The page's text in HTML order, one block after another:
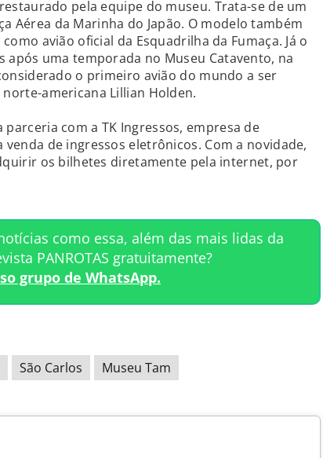
pela equipe do museu. Trata-se de um
Aérea da Marinha do Japão. O modelo também
avião oficial da Esquadrilha da Fumaça. Já o
após uma temporada no Museu Catavento, na
o primeiro avião do mundo a ser
americana Lillian Holden.
com a TK Ingressos, empresa de
de ingressos eletrônicos. Com a novidade,
os bilhetes diretamente pela internet, por
como essa, além das mais lidas da
PANROTAS gratuitamente?
grupo de WhatsApp.
São Carlos Museu Tam